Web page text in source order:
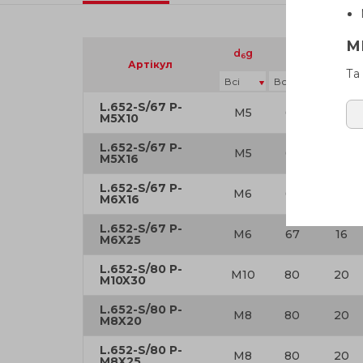
Артікул
d 6g
L.652-S/67 P-
M5X10 M5 67
L.652-S/67 P-
M5X16 M5 67
L.652-S/67 P-
M6X16 M6 67
L.652-S/67 P-
M6X25 M6 67 16
L.652-S/80 P-
M10X30 M10 80 20
L.652-S/80 P-
M8X20 M8 80 20
L.652-S/80 P- M8 80 20
Та